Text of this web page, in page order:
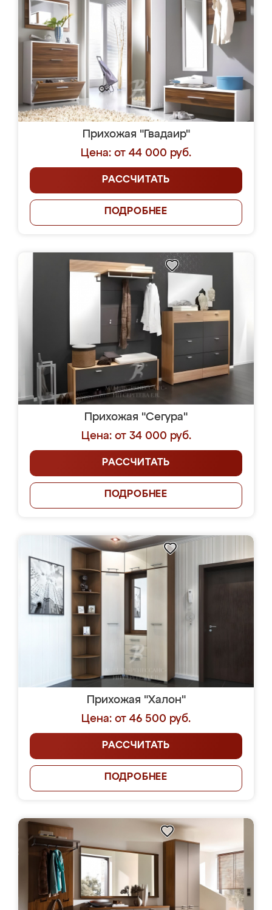
Прихожая "Гвадаир"
Цена: от 44 000 руб.
РАССЧИТАТЬ
ПОДРОБНЕЕ
Прихожая "Сегура"
Цена: от 34 000 руб.
РАССЧИТАТЬ
ПОДРОБНЕЕ
Прихожая "Халон"
Цена: от 46 500 руб.
РАССЧИТАТЬ
ПОДРОБНЕЕ